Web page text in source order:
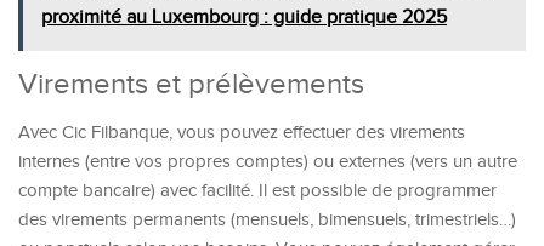
proximité au Luxembourg : guide pratique 2025
Virements et prélèvements
Avec Cic Filbanque, vous pouvez effectuer des virements
internes (entre vos propres comptes) ou externes (vers un autre
compte bancaire) avec facilité. Il est possible de programmer
des virements permanents (mensuels, bimensuels, trimestriels…)